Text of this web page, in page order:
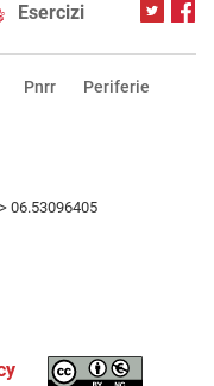
Esercizi
Pnrr Periferie
> 06.53096405